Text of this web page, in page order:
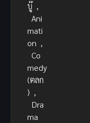
บู๊ ,
Ani
mati
on ,
Co
medy
(ตลก
) ,
Dra
ma